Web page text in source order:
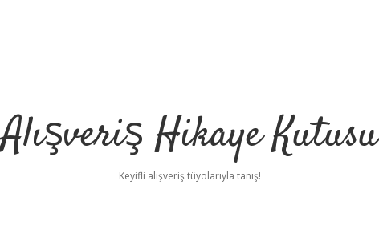
Alışveriş Hikaye Kutusu
Keyifli alışveriş tüyolarıyla tanış!